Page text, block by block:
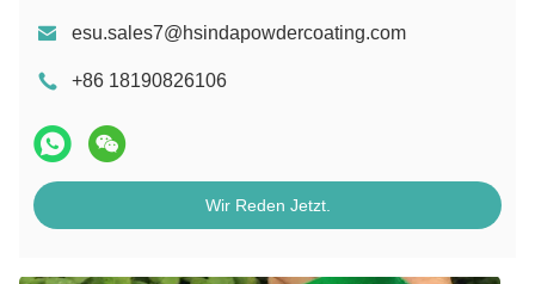
esu.sales7@hsindapowdercoating.com
+86 18190826106
Wir Reden Jetzt.